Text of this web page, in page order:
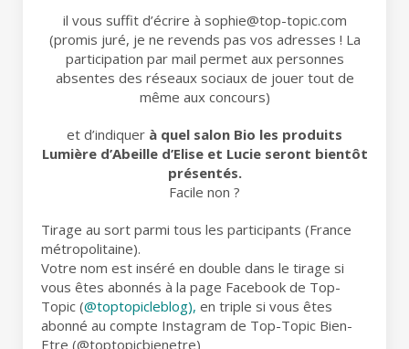
il vous suffit d’écrire à sophie@top-topic.com
(promis juré, je ne revends pas vos adresses ! La
participation par mail permet aux personnes
absentes des réseaux sociaux de jouer tout de
même aux concours)
et d’indiquer à quel salon Bio les produits
Lumière d’Abeille d’Elise et Lucie seront bientôt
présentés.
Facile non ?
Tirage au sort parmi tous les participants (France
métropolitaine).
Votre nom est inséré en double dans le tirage si
vous êtes abonnés à la page Facebook de Top-
Topic (@toptopicleblog), en triple si vous êtes
abonné au compte Instagram de Top-Topic Bien-
Etre (@toptopicbienetre)